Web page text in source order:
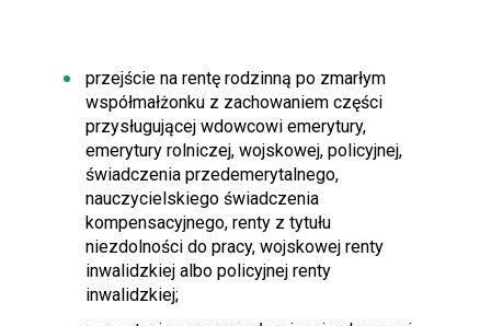
przejście na rentę rodzinną po zmarłym
współmałżonku z zachowaniem części
przysługującej wdowcowi emerytury,
emerytury rolniczej, wojskowej, policyjnej,
świadczenia przedemerytalnego,
nauczycielskiego świadczenia
kompensacyjnego, renty z tytułu
niezdolności do pracy, wojskowej renty
inwalidzkiej albo policyjnej renty
inwalidzkiej;